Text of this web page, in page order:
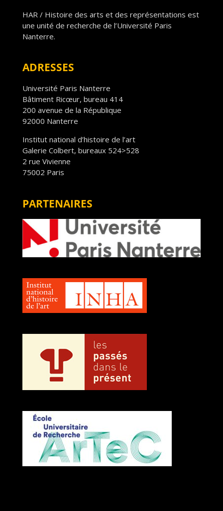
HAR / Histoire des arts et des représentations est
une unité de recherche de l’Université Paris
Nanterre.
ADRESSES
Université Paris Nanterre
Bâtiment Ricœur, bureau 414
200 avenue de la République
92000 Nanterre
Institut national d’histoire de l’art
Galerie Colbert, bureaux 524>528
2 rue Vivienne
75002 Paris
PARTENAIRES